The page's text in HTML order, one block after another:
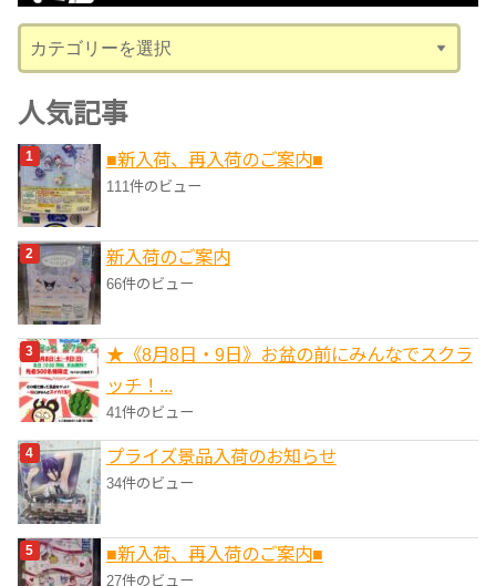
ブ
テ
ゴ
リ
ー
人気記事
■新入荷、再入荷のご案内■
111件のビュー
新入荷のご案内
66件のビュー
★《8月8日・9日》お盆の前にみんなでスクラ
ッチ！...
41件のビュー
プライズ景品入荷のお知らせ
34件のビュー
■新入荷、再入荷のご案内■
27件のビュー